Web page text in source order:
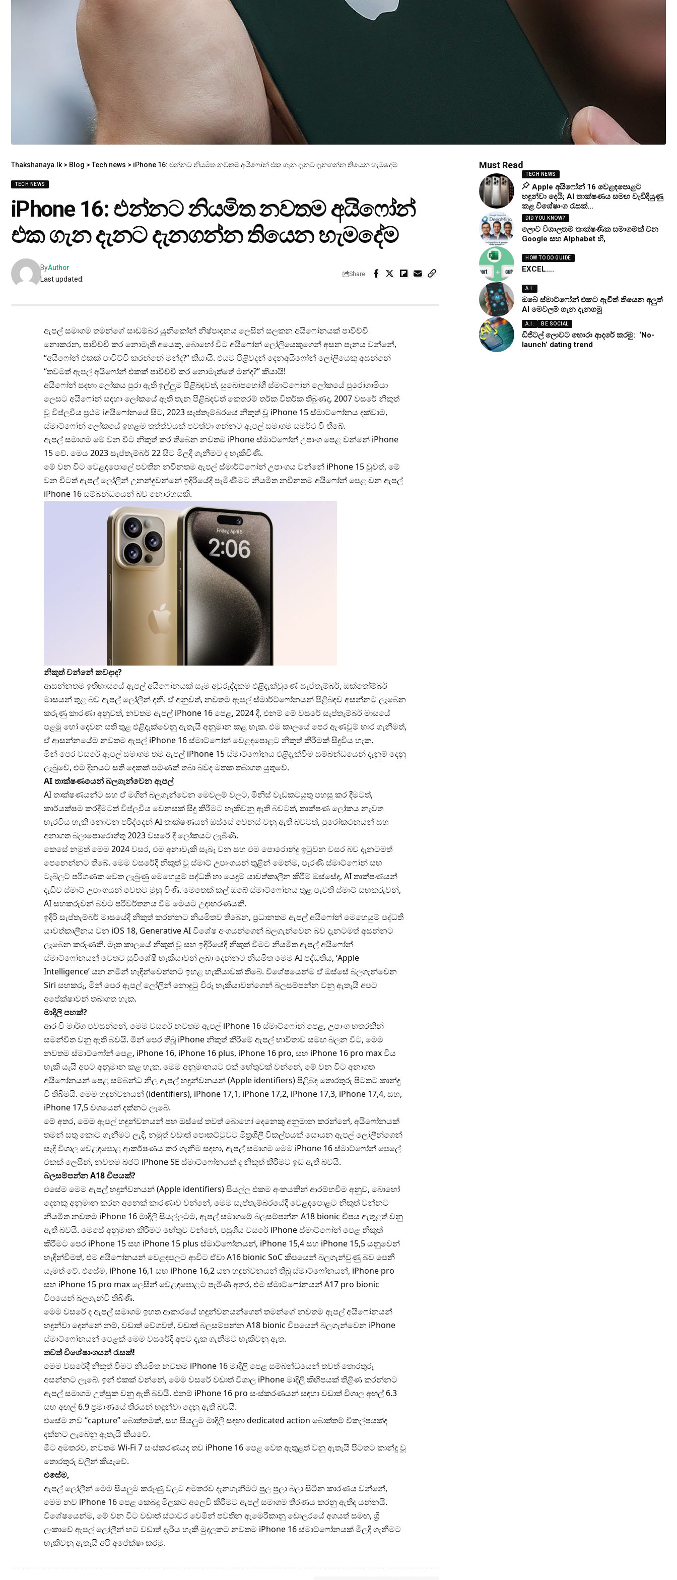
Thakshanaya.lk > Blog > Tech news > iPhone 16: එන්නට නියමිත නවතම අයිෆෝන් එක ගැන දැනට දැනගන්න තියෙන හැමදේම
TECH NEWS
iPhone 16: එන්නට නියමිත නවතම අයිෆෝන්
එක ගැන දැනට දැනගන්න තියෙන හැමදේම
Last updated:
ByAuthor
Share
ඇපල් සමාගම තමන්ගේ සාඩම්බර යුනිකෝන් නිෂ්පාදනය ලෙසින් සලකන අයිෆෝනයක් පාවිච්චි
නොකරන, පාවිච්චි කර නොමැති අයෙකු, බොහෝ විට අයිෆෝන් ලෝලියෙකුගෙන් අසන පැනය වන්නේ,
“අයිෆෝන් එකක් පාවිච්චි කරන්නේ මන්ද?” කියායි. එයට පිළිවදන් දෙනඅයිෆෝන් ලෝලියෙකු අසන්නේ
“තවමත් ඇපල් අයිෆෝන් එකක් පාවිච්චි කර නොමැත්තේ මන්ද?” කියායි!
අයිෆෝන් සඳහා ලෝකය පුරා ඇති ඉල්ලුම පිළිබඳවත්, සුඛෝපභෝගී ස්මාට්ෆෝන් ලෝකයේ පුරෝගාමියා
ලෙසට අයිෆෝන් සඳහා ලෝකයේ ඇති තැන පිළිබඳවත් කෙතරම් තර්ක විතර්ක තිබුණද, 2007 වසරේ නිකුත්
වූ විප්ලවීය ප්‍රථම iඅයිෆෝනයේ සිට, 2023 සැප්තැම්බරයේ නිකුත් වූ iPhone 15 ස්මාට්ෆෝනය දක්වාම,
ස්මාට්ෆෝන් ලෝකයේ ඉහළම තත්ත්වයක් පවත්වා ගන්නට ඇපල් සමාගම සමර්ථ වී තිබේ.
ඇපල් සමාගම මේ වන විට නිකුත් කර තිබෙන නවතම iPhone ස්මාට්ෆෝන් උපාංග පෙළ වන්නේ iPhone
15 වේ. මෙය 2023 සැප්තැම්බර් 22 සිට මිලදී ගැනීමට ද හැකිවිණි.
මේ වන විට වෙළඳපොලේ පවතින නවීනතම ඇපල් ස්මාර්ට්ෆෝන් උපාංගය වන්නේ iPhone 15 වුවත්, මේ
වන විටත් ඇපල් ලෝලීන් උනන්දුවන්නේ ඉදිරියේදී පැමිණීමට නියමිත නවීනතම අයිෆෝන් පෙළ වන ඇපල්
iPhone 16 සම්බන්ධයෙන් බව නොරහසකි.
නිකුත් වන්නේ කවදාද?
ආසන්නතම ඉතිහාසයේ ඇපල් අයිෆෝනයක් සෑම අවුරුද්දකම එළිදැක්වුණේ සැප්තැම්බර්, ඔක්තෝම්බර්
මාසයන් තුළ බව ඇපල් ලෝලීන් දනී. ඒ අනුවත්, නවතම ඇපල් ස්මාර්ට්ෆෝනයන් පිළිබඳව අසන්නට ලැබෙන
කරුණු කාරණා අනුවත්, නවතම ඇපල් iPhone 16 පෙළ, 2024 දී, එනම් මේ වසරේ සැප්තැම්බර් මාසයේ
පළමු හෝ දෙවන සති තුළ එළිදැක්වෙනු ඇතැයි අනුමාන කළ හැක. එම කාලයේ පෙර ඇණවුම් භාර ගැනීමත්,
ඒ ආසන්නයේම නවතම ඇපල් iPhone 16 ස්මාට්ෆෝන් වෙළඳපොළට නිකුත් කිරීමක් සිදුවිය හැක.
මින් පෙර වසරේ ඇපල් සමාගම තම ඇපල් iPhone 15 ස්මාට්ෆෝනය එළිදැක්වීම සම්බන්ධයෙන් දැනුම් දෙනු
ලැබුවේ, එම දිනයට සති දෙකක් පමණක් තබා බවද මතක තබාගත යුතුවේ.
AI තාක්ෂණයෙන් බලගැන්වෙන ඇපල්
AI තාක්ෂණයන්ට සහ ඒ මගින් බලගැන්වෙන මෙවලම් වලට, මිනිස් වැඩකටයුතු පහසු කර දීමටත්,
කාර්යක්ෂම කරදීමටත් විප්ලවීය වෙනසක් සිදු කිරීමට හැකිවනු ඇති බවටත්, තාක්ෂණ ලෝකය නැවත
හැරවිය හැකි නොවන පරිද්දෙන් AI තාක්ෂණයන් ඔස්සේ වෙනස් වනු ඇති බවටත්, පුරෝකථනයන් සහ
අනාගත බලාපොරොත්තු 2023 වසරේ දී ලෝකයට ලැබිණි.
කෙසේ නමුත් මෙම 2024 වසර, එම අනාවැකි සැබෑ වන සහ එම පොරොන්දු ඉටුවන වසර බව දැනටමත්
පෙනෙන්නට තිබේ. මෙම වසරේදී නිකුත් වූ ස්මාට් උපාංගයන් තුළින් මෙන්ම, පැරණි ස්මාට්ෆෝන් සහ
ටැබ්ලට් පරිගණක වෙත ලැබුණු මෙහෙයුම් පද්ධති හා යෙදුම් යාවත්කාලීන කිරීම් ඔස්සේද, AI තාක්ෂණයන්
දැඩිව ස්මාට් උපාංගයන් වෙතට මුහු විණි. මෙතෙක් කල් ඔබේ ස්මාට්ෆෝනය තුළ පැවති ස්මාට් සහකරුවන්,
AI සහකරුවන් බවට පරිවර්තනය වීම මෙයට උදාහරණයකි.
ඉදිරි සැප්තැම්බර් මාසයේදී නිකුත් කරන්නට නියමිතව තිබෙන, ප්‍රධානතම ඇපල් අයිෆෝන් මෙහෙයුම් පද්ධති
යාවත්කාලීනය වන iOS 18, Generative AI විශේෂ අංගයන්ගෙන් බලගැන්වෙන බව දැනටමත් අසන්නට
ලැබෙන කරුණකි. මෑත කාලයේ නිකුත් වූ සහ ඉදිරියේදී නිකුත් වීමට නියමිත ඇපල් අයිෆෝන්
ස්මාට්ෆෝනයන් වෙතට සුවිශේෂී හැකියාවන් ලබා දෙන්නට නියමිත මෙම AI පද්ධතිය, ‘Apple
Intelligence’ යන නමින් හැඳින්වෙන්නට ඉහළ හැකියාවක් තිබේ. විශේෂයෙන්ම ඒ ඔස්සේ බලගැන්වෙන
Siri සහකරු, මින් පෙර ඇපල් ලෝලීන් නොදුටු විරූ හැකියාවන්ගෙන් බලසම්පන්න වනු ඇතැයි අපට
අපේක්ෂාවන් තබාගත හැක.
මාදිලි පහක්?
ආරංචි මාර්ග පවසන්නේ, මෙම වසරේ නවතම ඇපල් iPhone 16 ස්මාට්ෆෝන් පෙළ, උපාංග හතරකින්
සමන්විත වනු ඇති බවයි. මින් පෙර තිබූ iPhone නිකුත් කිරීමේ ඇපල් භාවිතාව සමඟ බලන විට, මෙම
නවතම ස්මාට්ෆෝන් පෙළ, iPhone 16, iPhone 16 plus, iPhone 16 pro, සහ iPhone 16 pro max විය
හැකි යැයි අපට අනුමාන කළ හැක. මෙම අනුමානයට එක් හේතුවක් වන්නේ, මේ වන විට අනාගත
අයිෆෝනයන් පෙළ සම්බන්ධ නිල ඇපල් හඳුන්වනයන් (Apple identifiers) පිළිබඳ තොරතුරු පිටතට කාන්දු
වී තිබීමයි. මෙම හඳුන්වනයන් (identifiers), iPhone 17,1, iPhone 17,2, iPhone 17,3, iPhone 17,4, සහ,
iPhone 17,5 වශයෙන් දක්නට ලැබේ.
මේ අතර, මෙම ඇපල් හඳුන්වනයන් පහ ඔස්සේ තවත් බොහෝ දෙනෙකු අනුමාන කරන්නේ, අයිෆෝනයක්
තමන් සතු කොට ගැනීමට ලැදි, නමුත් වඩාත් පොකට්ටුවට මිත්‍රශීලී විකල්පයක් සොයන ඇපල් ලෝලීන්ගෙන්
සැදි විශාල වෙළඳපොළ ආකර්ෂණය කර ගැනීම සඳහා, ඇපල් සමාගම මෙම iPhone 16 ස්මාට්ෆෝන් පෙලේ
එකක් ලෙසින්, නවතම බජට් iPhone SE ස්මාට්ෆෝනයක් ද නිකුත් කිරීමට ඉඩ ඇති බවයි.
බලසම්පන්න A18 චිපයක්?
එසේම මෙම ඇපල් හඳුන්වනයන් (Apple identifiers) සියල්ල එකම අංකයකින් ආරම්භවීම අනුව, බොහෝ
දෙනකු අනුමාන කරන අනෙක් කාරණාව වන්නේ, මෙම සැප්තැම්බරයේදී වෙළඳපොළට නිකුත් වන්නට
නියමිත නවතම iPhone 16 මාදිලි සියල්ලටම, ඇපල් සමාගමේ බලසම්පන්න A18 bionic චිපය ඇතුළත් වනු
ඇති බවයි. මෙසේ අනුමාන කිරීමට හේතුව වන්නේ, පසුගිය වසරේ iPhone ස්මාට්ෆෝන් පෙළ නිකුත්
කිරීමට පෙර iPhone 15 සහ iPhone 15 plus ස්මාට්ෆෝනයන්, iPhone 15,4 සහ iPhone 15,5 යනුවෙන්
හැඳින්වීමත්, එම අයිෆෝනයන් වෙළඳපලට ආවිට ඒවා A16 bionic SoC කිපයෙන් බලගැන්වුණු බව පෙනී
යෑමත් වේ. එසේම, iPhone 16,1 සහ iPhone 16,2 යන හඳුන්වනයන් තිබූ ස්මාට්ෆෝනයන්, iPhone pro
සහ iPhone 15 pro max ලෙසින් වෙළඳපොළට පැමිණි අතර, එම ස්මාට්ෆෝනයන් A17 pro bionic
චිපයෙන් බලගැන්වී තිබිණි.
මෙම වසරේ ද ඇපල් සමාගම ඉහත ආකාරයේ හඳුන්වනයන්ගෙන් තමන්ගේ නවතම ඇපල් අයිෆෝනයන්
හඳුන්වා දෙන්නේ නම්, වඩාත් වේගවත්, වඩාත් බලසම්පන්න A18 bionic චිපයෙන් බලගැන්වෙන iPhone
ස්මාට්ෆෝනයන් පෙළක් මෙම වසරේදි අපට දැක ගැනීමට හැකිවනු ඇත.
තවත් විශේෂාංගයන් රැසක්!
මෙම වසරේදී නිකුත් වීමට නියමිත නවතම iPhone 16 මාදිලි පෙළ සම්බන්ධයෙන් තවත් තොරතුරු
අසන්නට ලැබේ. ඉන් එකක් වන්නේ, මෙම වසරේ වඩාත් විශාල iPhone මාදිලි කිහිපයක් තිළිණ කරන්නට
ඇපල් සමාගම උත්සුක වනු ඇති බවයි. එනම් iPhone 16 pro සංස්කරණයන් සඳහා වඩාත් විශාල අඟල් 6.3
සහ අඟල් 6.9 ප්‍රමාණයේ තිරයන් හඳුන්වා දෙනු ඇති බවයි.
එසේම නව “capture” බොත්තමක්, සහ සියලුම මාදිලි සඳහා dedicated action බොත්තම් විකල්පයක්ද
දක්නට ලැබෙනු ඇතැයි කියවේ.
මීට අමතරව, නවතම Wi-Fi 7 සංස්කරණයද තව iPhone 16 පෙළ වෙත ඇතුළත් වනු ඇතැයි පිටතට කාන්දු වූ
තොරතුරු වලින් කියැවේ.
එසේම,
ඇපල් ලෝලීන් මෙම සියලුම කරුණු වලට අමතරව දැනගැනීමට පුල පුලා බලා සිටින කාරණය වන්නේ,
මෙම නව iPhone 16 පෙළ කෙබඳු මිලකට අලෙවි කිරීමට ඇපල් සමාගම තීරණය කරනු ඇතිද යන්නයි.
විශේෂයෙන්ම, මේ වන විට වඩාත් ස්ථාවර වෙමින් පවතින ඇමෙරිකානු ඩොලරයේ අගයත් සමඟ, ශ්‍රී
ලංකාවේ ඇපල් ලෝලීන් හට වඩාත් දැරිය හැකි මුදලකට නවතම iPhone 16 ස්මාට්ෆෝනයක් මිලදී ගැනීමට
හැකිවනු ඇතැයි අපි අපේක්ෂා කරමු.
Must Read
TECH NEWS
Apple අයිෆෝන් 16 වෙළඳපොළට
හඳුන්වා දෙයි; AI තාක්ෂණය සමඟ වැඩිදියුණු
කළ විශේෂාංග රැසක්…
DID YOU KNOW?
ලොව විශාලතම තාක්ෂණික සමාගමක් වන
Google සහ Alphabet හි,
HOW TO DO GUIDE
EXCEL….
A.I.
ඔබේ ස්මාට්ෆෝන් එකට ඇවිත් තියෙන අලුත්
AI මෙවලම් ගැන දැනගමු
A.I. BE SOCIAL
ඩිජිටල් ලොවට හොරා ආදරේ කරමු: ‘No-
launch’ dating trend